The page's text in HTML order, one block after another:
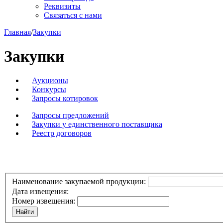
Реквизиты
Связаться с нами
Главная/Закупки
Закупки
Аукционы
Конкурсы
Запросы котировок
Запросы предложений
Закупки у единственного поставщика
Реестр договоров
Наименование закупаемой продукции:
Дата извещения:
Номер извещения: